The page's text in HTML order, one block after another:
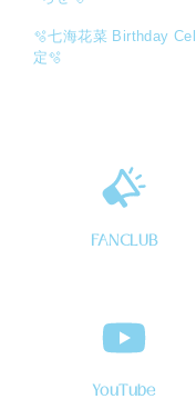
🫧七海花菜 Birthday
定🫧
FANCLUB
YouTube